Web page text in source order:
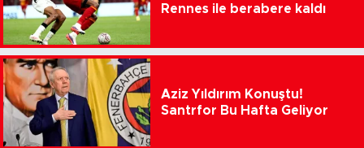
Rennes ile berabere kaldı
Aziz Yıldırım Konuştu!
Santrfor Bu Hafta Geliyor